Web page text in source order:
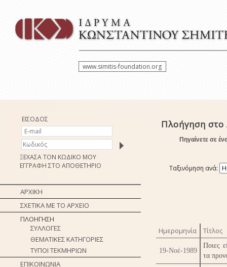
www.simitis-foundation.org
ΕΙΣΟΔΟΣ
ΞΕΧΑΣΑ ΤΟΝ ΚΩΔΙΚΟ ΜΟΥ
ΕΓΓΡΑΦΗ ΣΤΟ ΑΠΟΘΕΤΗΡΙΟ
ΑΡΧΙΚΗ
ΣΧΕΤΙΚΑ ΜΕ ΤΟ ΑΡΧΕΙΟ
ΠΛΟΗΓΗΣΗ
ΣΥΛΛΟΓΕΣ
ΘΕΜΑΤΙΚΕΣ ΚΑΤΗΓΟΡΙΕΣ
ΤΥΠΟΙ ΤΕΚΜΗΡΙΩΝ
ΕΠΙΚΟΙΝΩΝΙΑ
Πλοήγηση
Πηγαίνετε σε
Ταξινόμηση ανά:
Ημερομηνία Τίτλος
19-Νοέ-1989
Ποιες
τα